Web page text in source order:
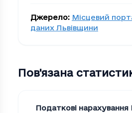
Джерело: Місцевий
даних Львівщини
Пов'язана
Податкові